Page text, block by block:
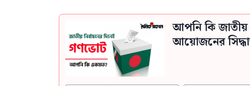
আপনি কি জাতীয়
আয়োজনের